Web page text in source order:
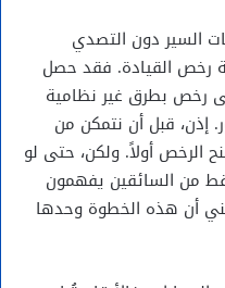
السير دون التصدي
رخص القيادة. فقد حصل
نحو 90%، على رخص بطرق غير نظامية
إذن، قبل أن نتمكن من
الرخص أولاً. ولكن، حتى لو
من السائقين يفهمون
أن هذه الخطوة وحدها